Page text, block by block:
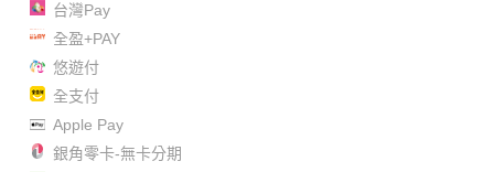
台灣Pay
全盈+PAY
悠遊付
全支付
Apple Pay
銀角零卡-無卡分期